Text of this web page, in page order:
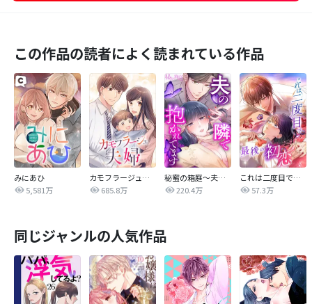
この作品の読者によく読まれている作品
みにあひ
5,581万
カモフラージュ夫婦
685.8万
秘蜜の箱庭～夫の隣で抱かれてます～
220.4万
これは二度目で最後の初恋
57.3万
同じジャンルの人気作品